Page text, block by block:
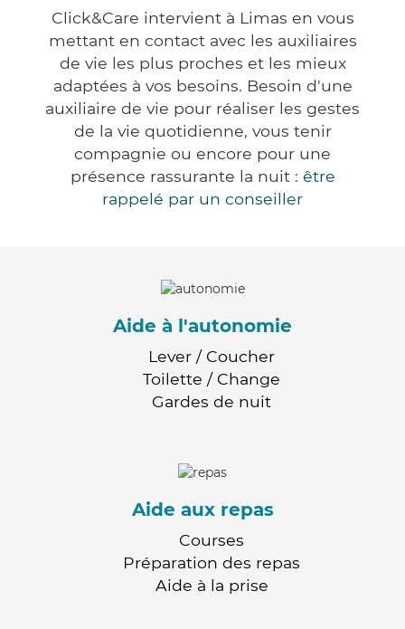
Click&Care intervient à Limas en vous
mettant en contact avec les auxiliaires
de vie les plus proches et les mieux
adaptées à vos besoins. Besoin d'une
auxiliaire de vie pour réaliser les gestes
de la vie quotidienne, vous tenir
compagnie ou encore pour une
présence rassurante la nuit : être
rappelé par un conseiller
Aide à l'autonomie
Lever / Coucher
Toilette / Change
Gardes de nuit
Aide aux repas
Courses
Préparation des repas
Aide à la prise